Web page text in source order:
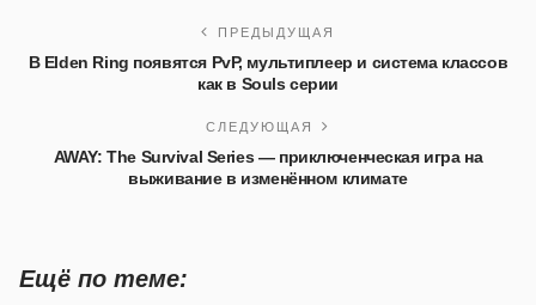
ПРЕДЫДУЩАЯ
В Elden Ring появятся PvP, мультиплеер и система классов
как в Souls серии
СЛЕДУЮЩАЯ
AWAY: The Survival Series — приключенческая игра на
выживание в изменённом климате
Ещё по теме: